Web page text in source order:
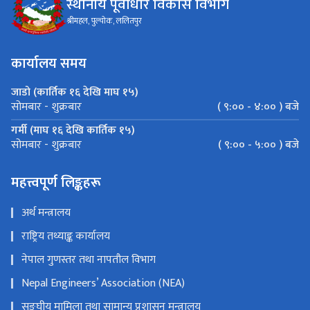
श्रीमहल, पुल्चोक, ललितपुर
कार्यालय समय
जाडो (कार्तिक १६ देखि माघ १५)
सोमबार - शुक्रबार
( ९:०० - ४:०० ) बजे
गर्मी (माघ १६ देखि कार्तिक १५)
सोमबार - शुक्रबार ( ९:०० - ५:०० ) बजे
महत्त्वपूर्ण लिङ्कहरू
अर्थ मन्त्रालय
राष्ट्रिय तथ्याङ्क कार्यालय
नेपाल गुणस्तर तथा नापतौल विभाग
Nepal Engineers’ Association (NEA)